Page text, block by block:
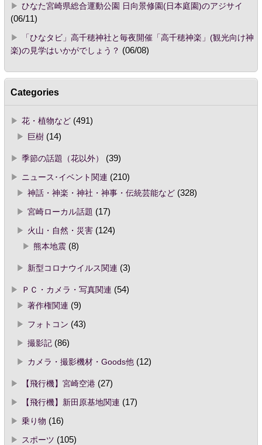
ひなた宮崎県総合運動公園 日向景修園(日本庭園)のアジサイ
(06/11)
「ひなタビ」高千穂神社と毎夜開催「高千穂神楽」(観光向け神
楽)の見学はいかがでしょう？ (06/08)
Categories
花・植物など(491)
巨樹(14)
季節の話題（花以外）
(39)
ニュース･イベント関連 (210)
神話・神楽・神社・神事・伝統芸能など(328)
宮崎ローカル話題 (17)
火山・自然・災害(124)
熊本地震(8)
新型コロナウイルス関連 (3)
ＰＣ・カメラ・写真関連 (54)
著作権関連 (9)
フォトコン (43)
撮影記(86)
カメラ・撮影機材・Goods他(12)
【飛行機】宮崎空港(27)
【飛行機】新田原基地関連 (17)
乗り物 (16)
スポーツ (105)